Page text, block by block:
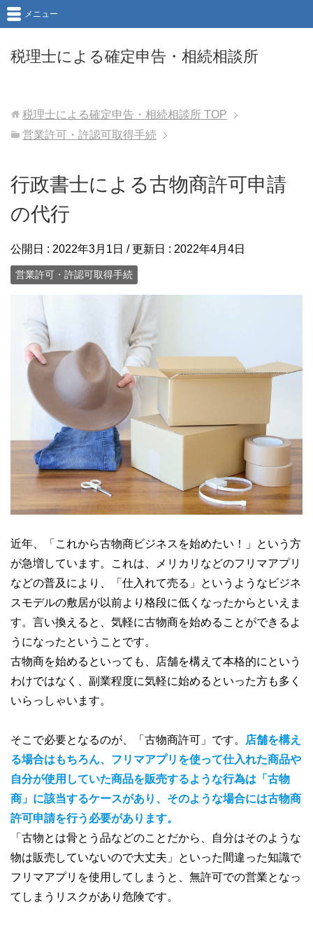
税理士による確定申告・相続相談所
メニュー
税理士による確定申告・相続相談所 TOP
営業許可・許認可取得手続
行政書士による古物商許可申請
の代行
公開日 : 2022年3月1日 / 更新日 : 2022年4月4日
営業許可・許認可取得手続
近年、「これから古物商ビジネスを始めたい！」という方
が急増しています。これは、メリカリなどのフリマアプリ
などの普及により、「仕入れて売る」というようなビジネ
スモデルの敷居が以前より格段に低くなったからといえま
す。言い換えると、気軽に古物商を始めることができるよ
うになったということです。
古物商を始めるといっても、店舗を構えて本格的にという
わけではなく、副業程度に気軽に始めるといった方も多く
いらっしゃいます。
そこで必要となるのが、「古物商許可」です。
店舗を構え
る場合はもちろん、フリマアプリを使って仕入れた商品や
自分が使用していた商品を販売するような行為は「古物
商」に該当するケースがあり、そのような場合には古物商
許可申請を行う必要があります。
「古物とは骨とう品などのことだから、自分はそのような
物は販売していないので大丈夫」といった間違った知識で
フリマアプリを使用してしまうと、無許可での営業となっ
てしまうリスクがあり危険です。